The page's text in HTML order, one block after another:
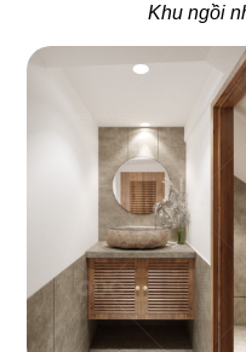
Khu ngồi
LE STEAK
Nhà hàng Âu